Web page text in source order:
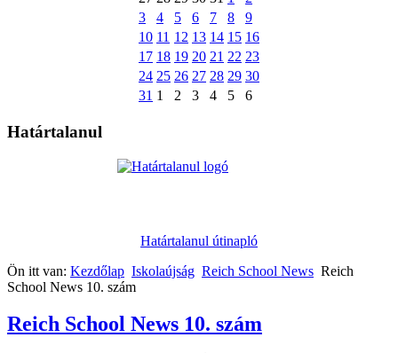
3
4 5 6 7 8
9
10 11 12 13 14 15 16
17 18 19 20 21 22 23
24 25 26 27 28 29 30
31 1 2 3 4 5 6
Határtalanul
Határtalanul útinapló
Ön itt van: Kezdőlap Iskolaújság Reich School News Reich
School News 10. szám
Reich School News 10. szám